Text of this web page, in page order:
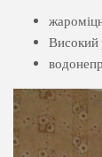
Високий